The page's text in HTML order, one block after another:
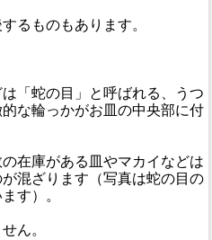
るものもあります。
「蛇の目」と呼ばれる、うつ
な輪っかがお皿の中央部に付
在庫がある皿やマカイなどは
混ざります（写真は蛇の目の
す）。
ん。